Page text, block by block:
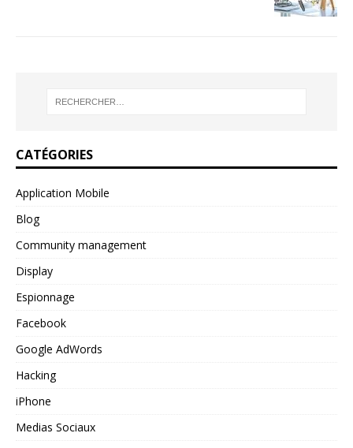
CATÉGORIES
Application Mobile
Blog
Community management
Display
Espionnage
Facebook
Google AdWords
Hacking
iPhone
Medias Sociaux